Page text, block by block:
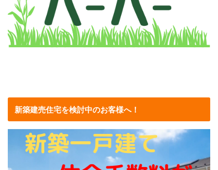
新築建売住宅を検討中のお客様へ！